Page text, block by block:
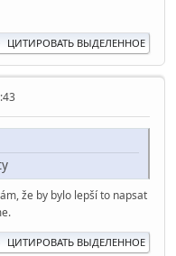
ЦИТИРОВАТЬ ВЫДЕЛЕННОЕ
že by bylo lepší to napsat
ЦИТИРОВАТЬ ВЫДЕЛЕННОЕ